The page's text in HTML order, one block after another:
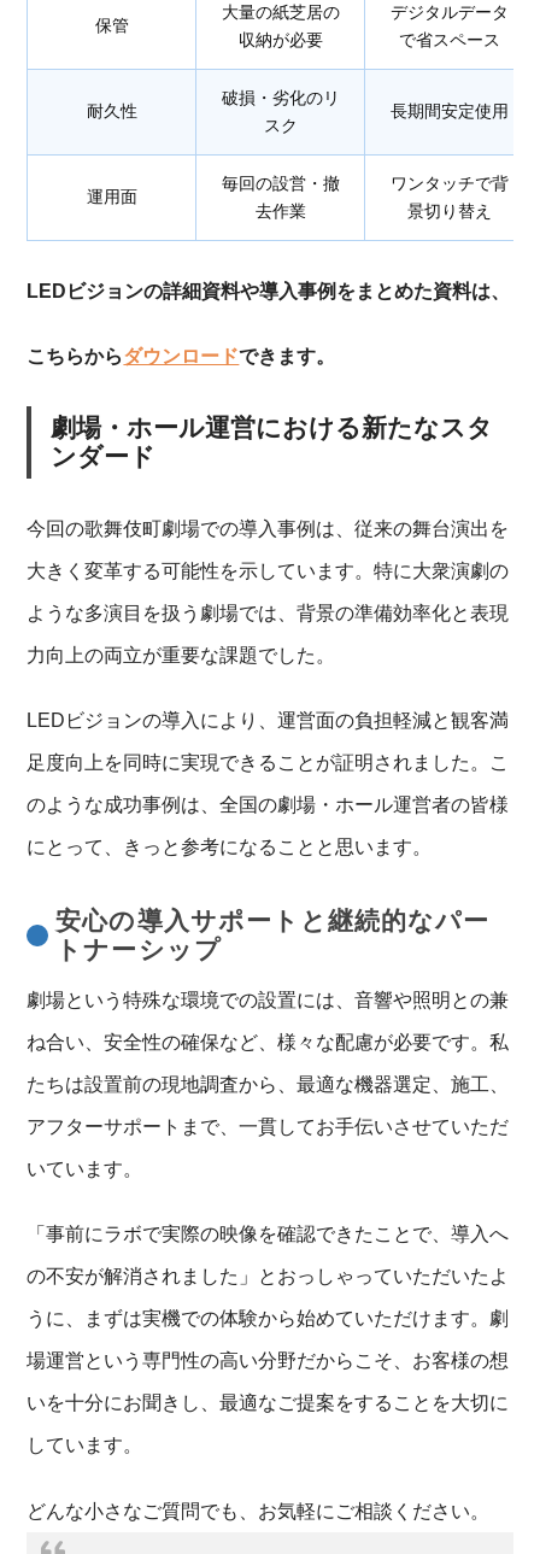
保管
大量の紙芝居の
収納が必要
デジタルデータ
で省スペース
耐久性
破損・劣化のリ
スク
長期間安定使用
運用面
毎回の設営・撤
去作業
ワンタッチで背
景切り替え
LEDビジョンの詳細資料や導入事例をまとめた資料は、
こちらからダウンロードできます。
劇場・ホール運営における新たなスタ
ンダード
今回の歌舞伎町劇場での導入事例は、従来の舞台演出を
大きく変革する可能性を示しています。特に大衆演劇の
ような多演目を扱う劇場では、背景の準備効率化と表現
力向上の両立が重要な課題でした。
LEDビジョンの導入により、運営面の負担軽減と観客満
足度向上を同時に実現できることが証明されました。こ
のような成功事例は、全国の劇場・ホール運営者の皆様
にとって、きっと参考になることと思います。
安心の導入サポートと継続的なパー
トナーシップ
劇場という特殊な環境での設置には、音響や照明との兼
ね合い、安全性の確保など、様々な配慮が必要です。私
たちは設置前の現地調査から、最適な機器選定、施工、
アフターサポートまで、一貫してお手伝いさせていただ
いています。
「事前にラボで実際の映像を確認できたことで、導入へ
の不安が解消されました」とおっしゃっていただいたよ
うに、まずは実機での体験から始めていただけます。劇
場運営という専門性の高い分野だからこそ、お客様の想
いを十分にお聞きし、最適なご提案をすることを大切に
しています。
どんな小さなご質問でも、お気軽にご相談ください。